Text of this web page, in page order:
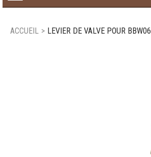
ACCUEIL > LEVIER DE VALVE POUR BBW06